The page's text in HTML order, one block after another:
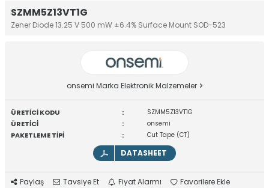
SZMM5Z13VT1G
Zener Diode 13.25 V 500 mW ±6.4% Surface Mount SOD-523
onsemi Marka Elektronik Malzemeler
ÜRETİCİ KODU : SZMM5Z13VT1G
ÜRETİCİ : onsemi
PAKETLEME TİPİ : Cut Tape (CT)
DATASHEET
Paylaş Tavsiye Et Fiyat Alarmı Favorilere Ekle